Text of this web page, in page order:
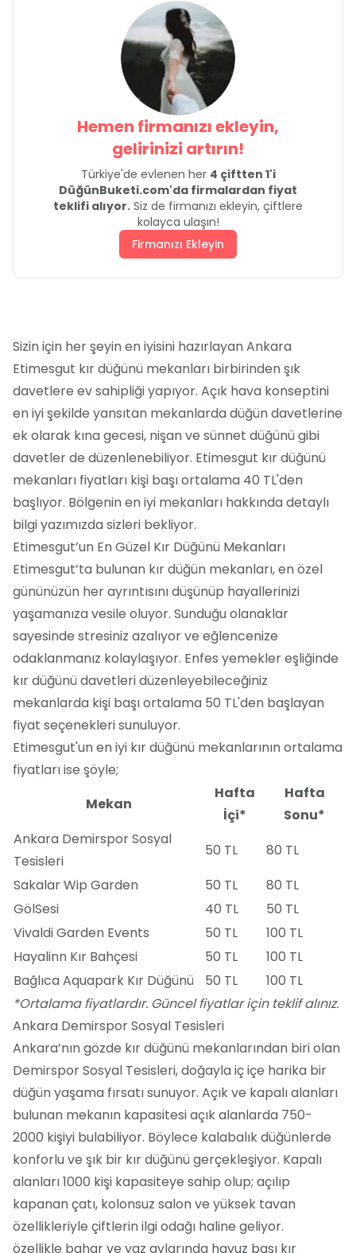
Hemen firmanızı ekleyin,
gelirinizi artırın!
Türkiye'de evlenen her 4 çiftten 1'i
DüğünBuketi.com'da firmalardan fiyat
teklifi alıyor. Siz de firmanızı ekleyin, çiftlere
kolayca ulaşın!
Firmanızı Ekleyin
Sizin için her şeyin en iyisini hazırlayan Ankara
Etimesgut kır düğünü mekanları birbirinden şık
davetlere ev sahipliği yapıyor. Açık hava konseptini
en iyi şekilde yansıtan mekanlarda düğün davetlerine
ek olarak kına gecesi, nişan ve sünnet düğünü gibi
davetler de düzenlenebiliyor. Etimesgut kır düğünü
mekanları fiyatları kişi başı ortalama 40 TL'den
başlıyor. Bölgenin en iyi mekanları hakkında detaylı
bilgi yazımızda sizleri bekliyor.
Etimesgut’un En Güzel Kır Düğünü Mekanları
Etimesgut’ta bulunan kır düğün mekanları, en özel
gününüzün her ayrıntısını düşünüp hayallerinizi
yaşamanıza vesile oluyor. Sunduğu olanaklar
sayesinde stresiniz azalıyor ve eğlencenize
odaklanmanız kolaylaşıyor. Enfes yemekler eşliğinde
kır düğünü davetleri düzenleyebileceğiniz
mekanlarda kişi başı ortalama 50 TL'den başlayan
fiyat seçenekleri sunuluyor.
Etimesgut'un en iyi kır düğünü mekanlarının ortalama
fiyatları ise şöyle;
Mekan
Hafta
İçi*
Hafta
Sonu*
Ankara Demirspor Sosyal
Tesisleri
50 TL
80 TL
Sakalar Wip Garden
50 TL
80 TL
GölSesi
40 TL
50 TL
Vivaldi Garden Events
50 TL
100 TL
Hayalinn Kır Bahçesi
50 TL
100 TL
Bağlıca Aquapark Kır Düğünü
50 TL
100 TL
*Ortalama fiyatlardır. Güncel fiyatlar için teklif alınız.
Ankara Demirspor Sosyal Tesisleri
Ankara’nın gözde kır düğünü mekanlarından biri olan
Demirspor Sosyal Tesisleri, doğayla iç içe harika bir
düğün yaşama fırsatı sunuyor. Açık ve kapalı alanları
bulunan mekanın kapasitesi açık alanlarda 750-
2000 kişiyi bulabiliyor. Böylece kalabalık düğünlerde
konforlu ve şık bir kır düğünü gerçekleşiyor. Kapalı
alanları 1000 kişi kapasiteye sahip olup; açılıp
kapanan çatı, kolonsuz salon ve yüksek tavan
özellikleriyle çiftlerin ilgi odağı haline geliyor.
özellikle bahar ve yaz aylarında havuz başı kır